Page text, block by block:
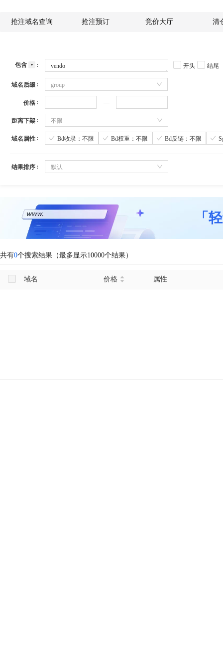
抢注域名查询 抢注预订 竞价大厅 清
包含 开头 结尾
域名后缀 group
价格
距离下架 不限
域名属性 Bd收录：不限 Bd权重：不限 Bd反链：不限
结果排序 默认
「
共有0个搜索结果（最多显示10000个结果）
域名 价格 属性